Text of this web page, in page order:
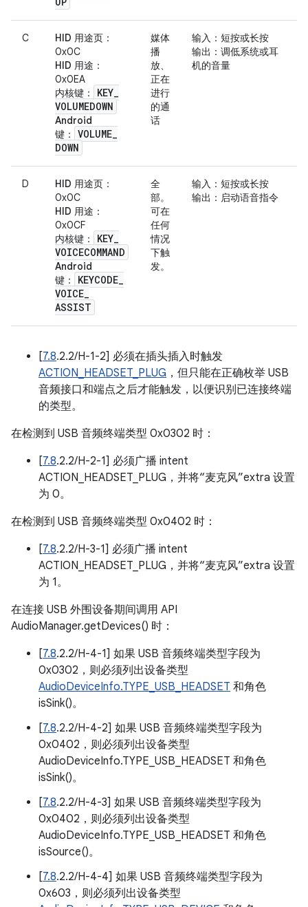
C HID 用途页 ：
0x0C
HID 用途 ：
0x0EA
内核键 ： KEY_
VOLUMEDOWN
Android
键 ： VOLUME_
DOWN
媒体
播
放、
正在
进行
的通
话
输入 ：短按或长按
输出 ：调低系统或耳
机的音量
D HID 用途页 ：
0x0C
HID 用途 ：
0x0CF
内核键 ： KEY_
VOICECOMMAND
Android
键 ： KEYCODE_
VOICE_
ASSIST
全
部。
可在
任何
情况
下触
发。
输入 ：短按或长按
输出 ：启动语音指令
[7.8.2.2/H-1-2] 必须在插头插入时触发
ACTION_HEADSET_PLUG ，但只能在正确枚举 USB
音频接口和端点之后才能触发，以便识别已连接终端
的类型。
在检测到 USB 音频终端类型 0x0302 时：
[7.8.2.2/H-2-1] 必须广播 intent
ACTION_HEADSET_PLUG，并将“麦克风”extra 设置
为 0。
在检测到 USB 音频终端类型 0x0402 时：
[7.8.2.2/H-3-1] 必须广播 intent
ACTION_HEADSET_PLUG，并将“麦克风”extra 设置
为 1。
在连接 USB 外围设备期间调用 API
AudioManager.getDevices() 时：
[7.8.2.2/H-4-1] 如果 USB 音频终端类型字段为
0x0302，则必须列出设备类型
AudioDeviceInfo.TYPE_USB_HEADSET 和角色
isSink()。
[7.8.2.2/H-4-2] 如果 USB 音频终端类型字段为
0x0402，则必须列出设备类型
AudioDeviceInfo.TYPE_USB_HEADSET 和角色
isSink()。
[7.8.2.2/H-4-3] 如果 USB 音频终端类型字段为
0x0402，则必须列出设备类型
AudioDeviceInfo.TYPE_USB_HEADSET 和角色
isSource()。
[7.8.2.2/H-4-4] 如果 USB 音频终端类型字段为
0x603，则必须列出设备类型